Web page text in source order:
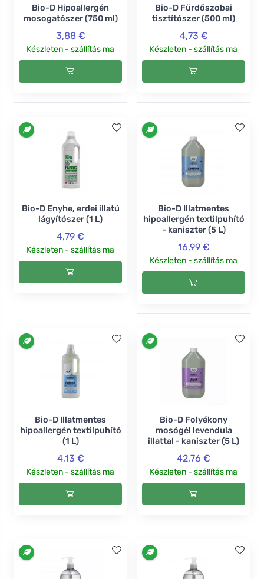
Bio-D Hipoallergén
mosogatószer (750 ml)
3,88 €
Készleten - szállítás ma
Bio-D Fürdőszobai
tisztítószer (500 ml)
4,73 €
Készleten - szállítás ma
Bio-D Enyhe, erdei illatú
lágyítószer (1 L)
4,79 €
Készleten - szállítás ma
Bio-D Illatmentes
hipoallergén textilpuhító
- kaniszter (5 L)
16,99 €
Készleten - szállítás ma
Bio-D Illatmentes
hipoallergén textilpuhító
(1 L)
4,13 €
Készleten - szállítás ma
Bio-D Folyékony
mosógél levendula
illattal - kaniszter (5 L)
42,76 €
Készleten - szállítás ma